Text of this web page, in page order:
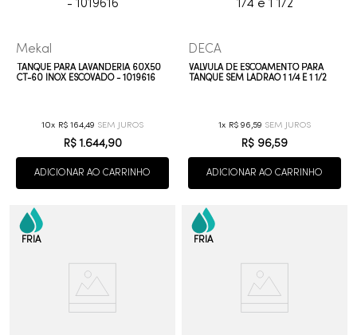
Mekal
TANQUE PARA LAVANDERIA 60X50
CT-60 INOX ESCOVADO - 1019616
10 R$ 164,49
R$ 1 .644,90
ADICIONAR AO CARRINHO
DECA
VÁLVULA DE ESCOAMENTO PARA
TANQUE SEM LADRAO 1 1/4 E 1 1/2
1 R$ 96,59
R$ 96,59
ADICIONAR AO CARRINHO